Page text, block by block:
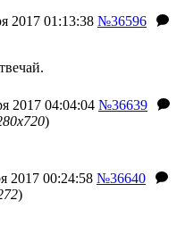
2017 01:13:38 №36596
2017 04:04:04 №36639
)
2017 00:24:58 №36640
)